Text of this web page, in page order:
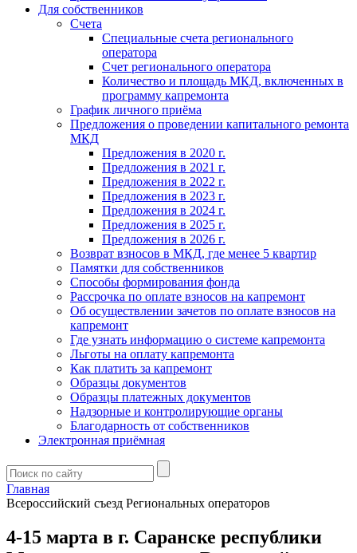
Для собственников
Счета
Специальные счета регионального
оператора
Счет регионального оператора
Количество и площадь МКД, включенных в
программу капремонта
График личного приёма
Предложения о проведении капитального ремонта
МКД
Предложения в 2020 г.
Предложения в 2021 г.
Предложения в 2022 г.
Предложения в 2023 г.
Предложения в 2024 г.
Предложения в 2025 г.
Предложения в 2026 г.
Возврат взносов в МКД, где менее 5 квартир
Памятки для собственников
Способы формирования фонда
Рассрочка по оплате взносов на капремонт
Об осуществлении зачетов по оплате взносов на
капремонт
Где узнать информацию о системе капремонта
Льготы на оплату капремонта
Как платить за капремонт
Образцы документов
Образцы платежных документов
Надзорные и контролирующие органы
Благодарность от собственников
Электронная приёмная
Главная
Всероссийский съезд Региональных операторов
4-15 марта в г. Саранске республики